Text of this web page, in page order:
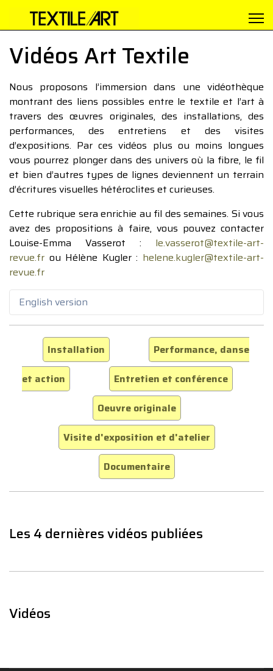
Vidéos Art Textile
Nous proposons l’immersion dans une vidéothèque
montrant des liens possibles entre le textile et l’art à
travers des œuvres originales, des installations, des
performances, des entretiens et des visites
d’expositions. Par ces vidéos plus ou moins longues
vous pourrez plonger dans des univers où la fibre, le fil
et bien d’autres types de lignes deviennent un terrain
d’écritures visuelles hétéroclites et curieuses.
Cette rubrique sera enrichie au fil des semaines. Si vous
avez des propositions à faire, vous pouvez contacter
Louise-Emma Vasserot : le.vasserot@textile-art-
revue.fr ou Hélène Kugler : helene.kugler@textile-art-
revue.fr
English version
Installation
Performance, danse
et action
Entretien et conférence
Oeuvre originale
Visite d'exposition et d'atelier
Documentaire
Les 4 dernières vidéos publiées
Vidéos